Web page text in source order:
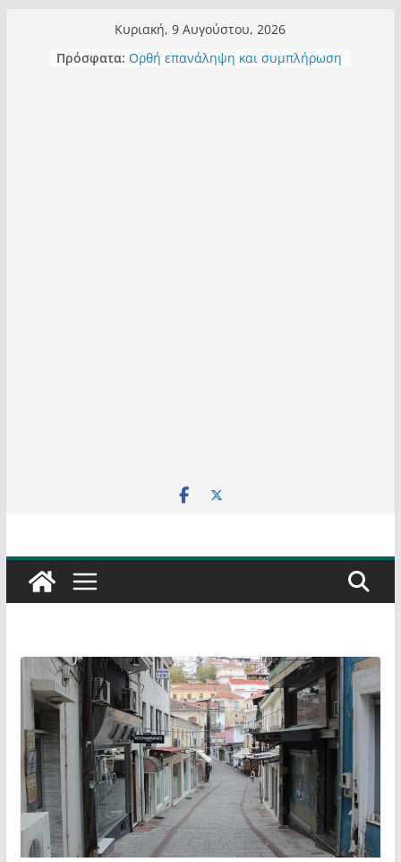
περιεχόμενο
Κυριακή, 9 Αυγούστου, 2026
Πρόσφατα: Ορθή επανάληψη και συμπλήρωση